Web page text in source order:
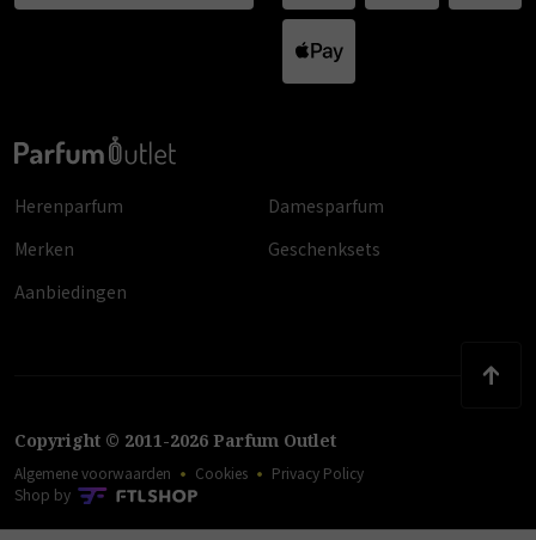
Herenparfum
Damesparfum
Merken
Geschenksets
Aanbiedingen
Copyright © 2011-2026 Parfum Outlet
Algemene voorwaarden Cookies
Privacy Policy
Shop by